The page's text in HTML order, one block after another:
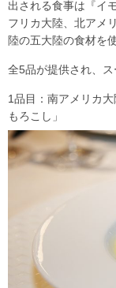
出される食事は『イ
フリカ大陸、北アメ
陸の五大陸の食材を
全5品が提供され、ス
1品目：南アメリカ
もろこし」